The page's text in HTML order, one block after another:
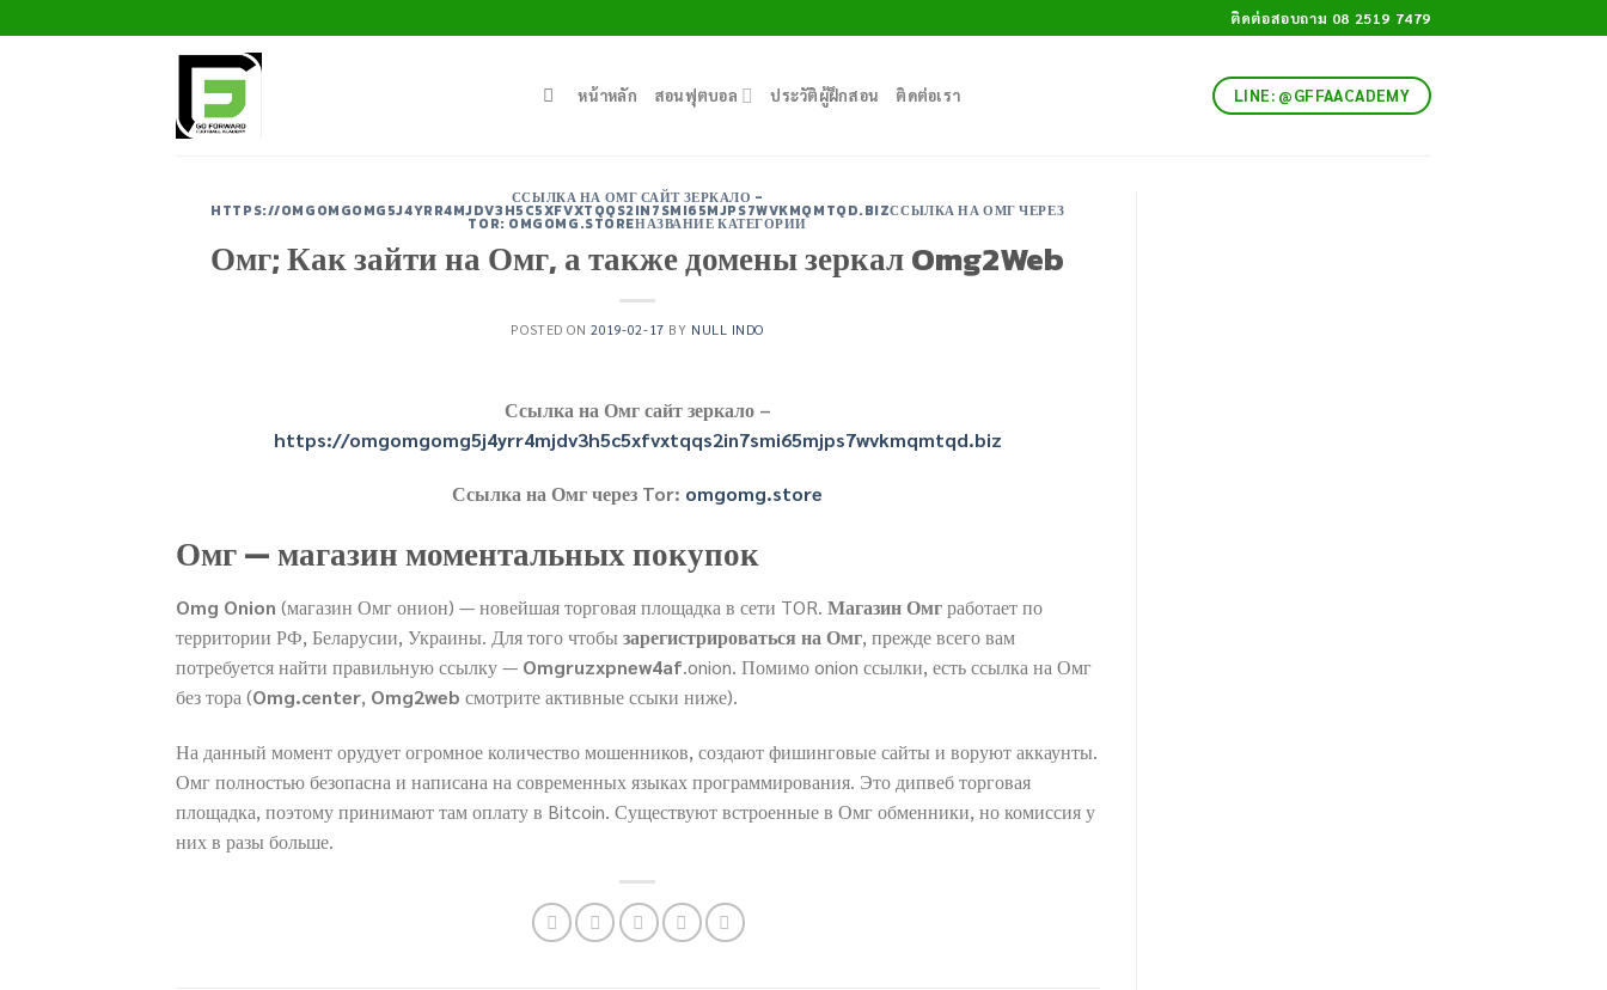
to
ติดต่อสอบถาม 08 2519 7479
หน้าหลัก สอนฟุตบอล ประวัติผู้ฝึกสอน ติดต่อเรา LINE: @GFFAACADEMY
ССЫЛКА НА ОМГ САЙТ ЗЕРКАЛО -
HTTPS://OMGOMGOMG5J4YRR4MJDV3H5C5XFVXTQQS2IN7SMI65MJPS7WVKMQMTQD.BIZССЫЛКА НА ОМГ ЧЕРЕЗ
TOR: OMGOMG.STOREНАЗВАНИЕ КАТЕГОРИИ
Омг; Как зайти на Омг, а также домены зеркал Omg2Web
POSTED ON2019-02-17 BY NULL INDO
Ссылка на Омг сайт зеркало –
https://omgomgomg5j4yrr4mjdv3h5c5xfvxtqqs2in7smi65mjps7wvkmqmtqd.biz
Ссылка на Омг через Tor: omgomg.store
Омг — магазин моментальных покупок
Omg Onion (магазин Омг онион) — новейшая торговая площадка в сети TOR. Магазин Омгработает по
территории РФ, Беларусии, Украины. Для того чтобы зарегистрироваться на Омг, прежде всего вам
потребуется найти правильную ссылку — Omgruzxpnew4af.onion. Помимо onion ссылки, есть ссылка на Омг
без тора (Omg.center, Omg2web смотрите активные ссыки ниже).
На данный момент орудует огромное количество мошенников, создают фишинговые сайты и воруют аккаунты.
Омг полностью безопасна и написана на современных языках программирования. Это дипвеб торговая
площадка, поэтому принимают там оплату в Bitcoin. Существуют встроенные в Омг обменники, но комиссия у
них в разы больше.